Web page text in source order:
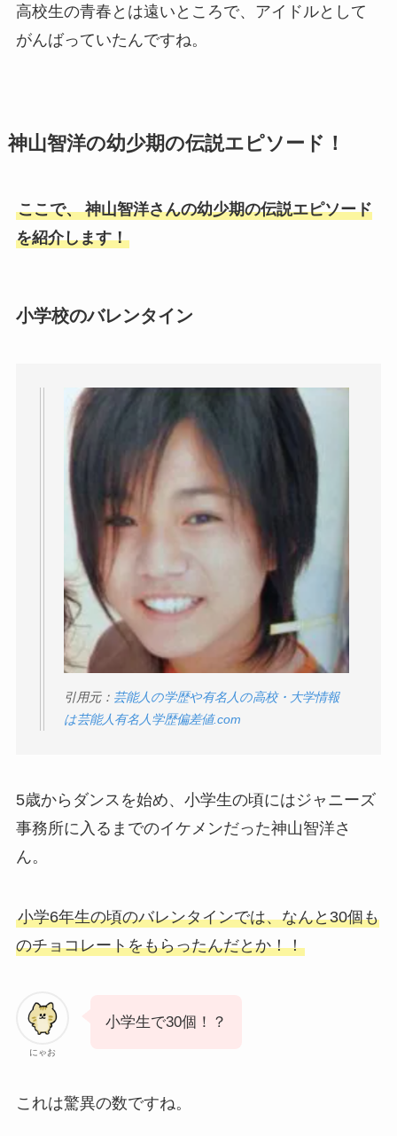
高校生の青春とは遠いところで、アイドルとして
がんばっていたんですね。
神山智洋の幼少期の伝説エピソード！
ここで、 神山智洋さんの幼少期の伝説エピソード
を紹介します！
小学校のバレンタイン
引用元： 芸能人の学歴や有名人の高校・大学情報
は芸能人有名人学歴偏差値.com
5歳からダンスを始め、小学生の頃にはジャニーズ
事務所に入るまでのイケメンだった神山智洋さ
ん。
小学6年生の頃のバレンタインでは、なんと30個も
のチョコレートをもらったんだとか！！
にゃお
小学生で30個！？
これは驚異の数ですね。